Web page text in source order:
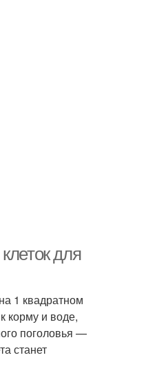
для
1 квадратном
корму и воде,
поголовья —
станет